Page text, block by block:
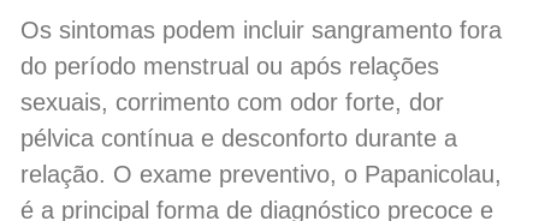
Os sintomas podem incluir sangramento fora
do período menstrual ou após relações
sexuais, corrimento com odor forte, dor
pélvica contínua e desconforto durante a
relação. O exame preventivo, o Papanicolau,
é a principal forma de diagnóstico precoce e